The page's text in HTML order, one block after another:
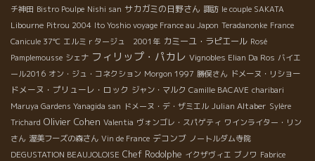
チ神田 Bistro Poulpe Nishi san サカガミの日野さん 諏訪 le couple SAKATA
Libourne Pitrou 2004 Ito Yoshio voyage France au Japon Teradanonke France
Canicule 37℃ エルミｒタージュ 2001年 カミーユ・ラピエール Rosé
Pamplemousse シェナ フィリップ・パカレ Vignobles Elian Da Ros バイエ
ール2016 オン・ジュ・コネクション Morgon 1997 勝俣さん ドメーヌ・リショー
ドメーヌ・プリューレ・ロック ジャン・マルク Camille BACAVE charibari
Maruya Gardens Yanagida san ドメーヌ・デ・ザミエル Julian Altaber Sylère
Trichard Olivier Cohen Valentia ヴォンゴレ・スパゲティ ワインライター・リン
さん 渥美フーズの森さん Vin de France デコンブ ノートルダム寺院
DEGUSTATION BEAUJOLOISE Chef Rodolphe イクザヴィエ ブノワ Fabrice